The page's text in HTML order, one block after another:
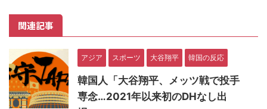
関連記事
アジア スポーツ 大谷翔平 韓国の反応
韓国人「大谷翔平、メッツ戦で投手
専念…2021年以来初のDHなし出